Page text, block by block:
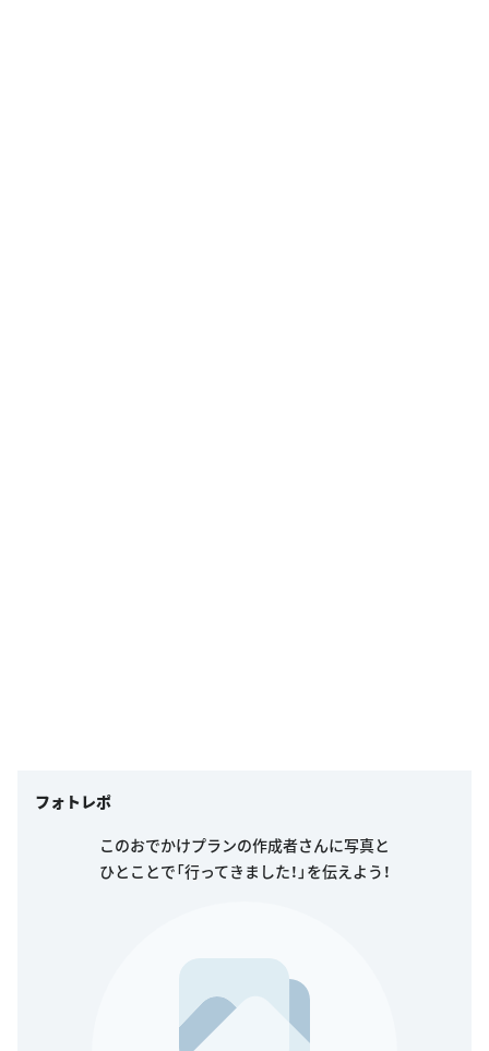
フォトレポ
このおでかけプランの作成者さんに写真と
ひとことで「行ってきました！」を伝えよう！